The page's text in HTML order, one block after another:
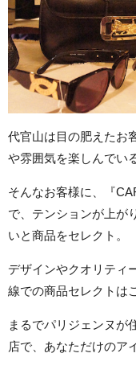
代官山は目の肥えたお
や雰囲気を楽しんでい
そんなお客様に、『
で、テンションが上が
いと商品をセレクト。
デザインやクオリティ
線での商品セレクトは
まるでパリジェンヌが
店で、あなただけのア